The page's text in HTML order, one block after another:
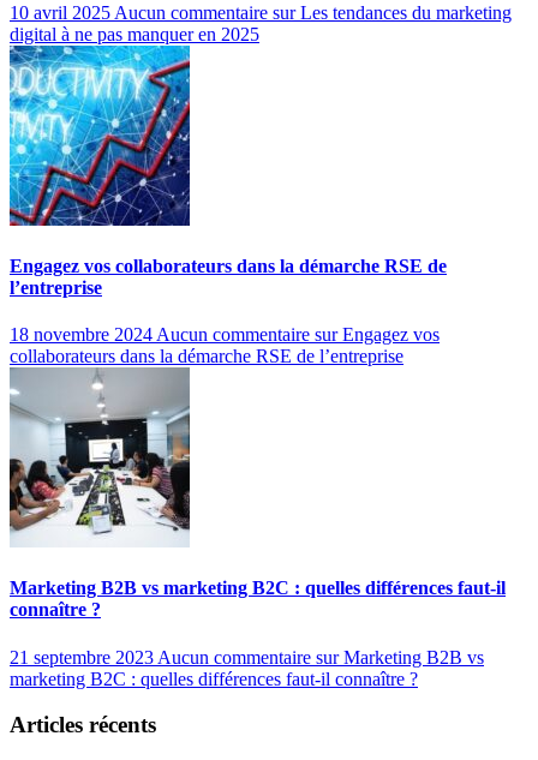
10 avril 2025 Aucun commentaire sur Les tendances du marketing
digital à ne pas manquer en 2025
Engagez vos collaborateurs dans la démarche RSE de
l’entreprise
18 novembre 2024 Aucun commentaire sur Engagez vos
collaborateurs dans la démarche RSE de l’entreprise
Marketing B2B vs marketing B2C : quelles différences faut-il
connaître ?
21 septembre 2023 Aucun commentaire sur Marketing B2B vs
marketing B2C : quelles différences faut-il connaître ?
Articles récents